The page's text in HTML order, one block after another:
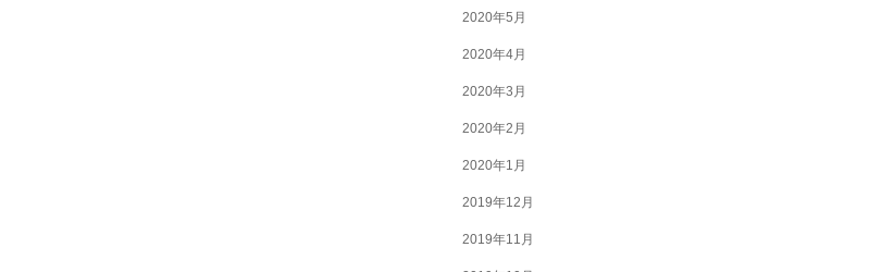
2020年5月
2020年4月
2020年3月
2020年2月
2020年1月
2019年12月
2019年11月